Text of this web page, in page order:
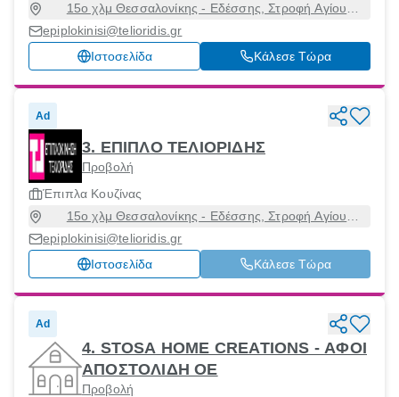
15ο χλμ Θεσσαλονίκης - Εδέσσης, Στροφή Αγίου
Αθανασίου, Εύοσμος, Θεσσαλονίκη, 57003
epiplokinisi@telioridis.gr
Ιστοσελίδα
Κάλεσε Τώρα
Ad
3. ΕΠΙΠΛΟ ΤΕΛΙΟΡΙΔΗΣ
Προβολή
Έπιπλα Κουζίνας
15ο χλμ Θεσσαλονίκης - Εδέσσης, Στροφή Αγίου
Αθανασίου, Εύοσμος, Θεσσαλονίκη, 57003
epiplokinisi@telioridis.gr
Ιστοσελίδα
Κάλεσε Τώρα
Ad
4. STOSA HOME CREATIONS - ΑΦΟΙ
ΑΠΟΣΤΟΛΙΔΗ ΟΕ
Προβολή